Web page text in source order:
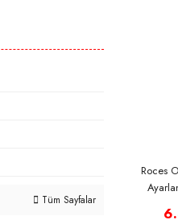
Tüm Sayfalar
Roces